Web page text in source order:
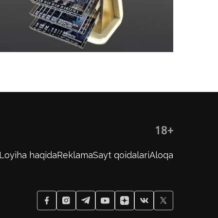
18+
Loyiha haqidaReklamaSayt qoidalariAloqa